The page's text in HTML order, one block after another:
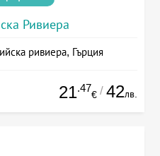
Ривиера
ривиера, Гърция
21.47
€ / 42лв.